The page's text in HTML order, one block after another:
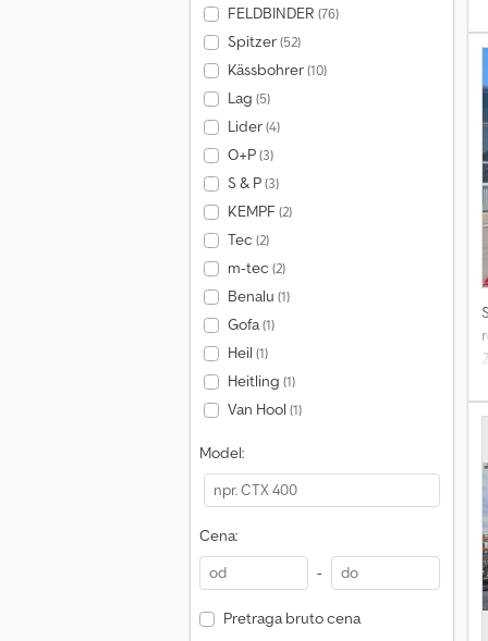
FELDBINDER (76)
Spitzer(52)
Kässbohrer(10)
Lag (5)
Lider(4)
O+P(3)
S & P(3)
KEMPF (2)
Tec (2)
m-tec (2)
Benalu (1)
Gofa(1)
Heil (1)
Heitling (1)
Van Hool (1)
Model:
Cena:
-
Pretraga bruto cena
i